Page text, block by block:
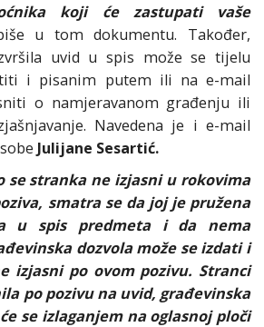
koji će zastupati vaše
u tom dokumentu. Također,
uvid u spis može se tijelu
i pisanim putem ili na e-mail
o namjeravanom građenju ili
Navedena je i e-mail
Julijane Sesartić.
se stranka ne izjasni u rokovima
smatra se da joj je pružena
u spis predmeta i da nema
dozvola može se izdati i
izjasni po ovom pozivu. Stranci
po pozivu na uvid, građevinska
se izlaganjem na oglasnoj ploči